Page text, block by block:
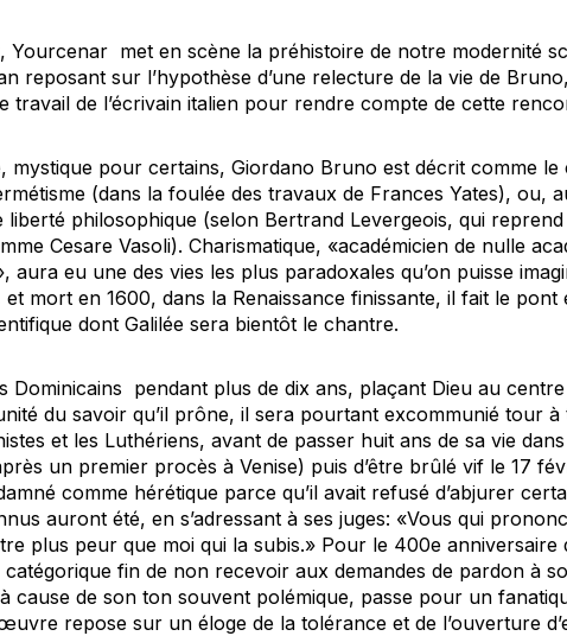
, Yourcenar met en scène la préhistoire de notre modernité
reposant sur l’hypothèse d’une relecture de la vie de
travail de l’écrivain italien pour rendre compte de cette
mystique pour certains, Giordano Bruno est décrit comme le
(dans la foulée des travaux de Frances Yates), ou,
liberté philosophique (selon Bertrand Levergeois, qui
Cesare Vasoli). Charismatique, «académicien de nulle
aura eu une des vies les plus paradoxales qu’on puisse
mort en 1600, dans la Renaissance finissante, il fait le
dont Galilée sera bientôt le chantre.
Dominicains pendant plus de dix ans, plaçant Dieu au
du savoir qu’il prône, il sera pourtant excommunié tour
et les Luthériens, avant de passer huit ans de sa vie
un premier procès à Venise) puis d’être brûlé vif le 17
comme hérétique parce qu’il avait refusé d’abjurer
auront été, en s’adressant à ses juges: «Vous qui
plus peur que moi qui la subis.» Pour le 400e anniversaire
fin de non recevoir aux demandes de pardon à
cause de son ton souvent polémique, passe pour un
repose sur un éloge de la tolérance et de l’ouverture